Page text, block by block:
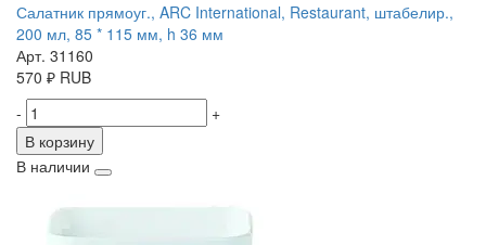
Салатник прямоуг., ARC International, Restaurant, штабелир.,
200 мл, 85 * 115 мм, h 36 мм
Арт. 31160
570 ₽ RUB
-
+
В корзину
В наличии